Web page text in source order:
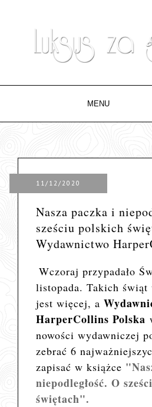
11/12/2020
Nasza paczka i
sześciu polskich
Wydawnictwo
Wczoraj przypadało
listopada. Takich świąt
jest więcej, a
HarperCollins Polska
nowości wydawniczej
zebrać 6
zapisać w książce
niepodległość. O
świętach".